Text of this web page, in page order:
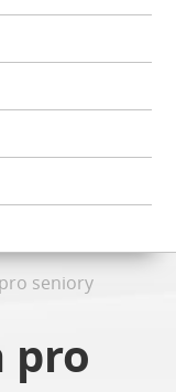
seniory
pro